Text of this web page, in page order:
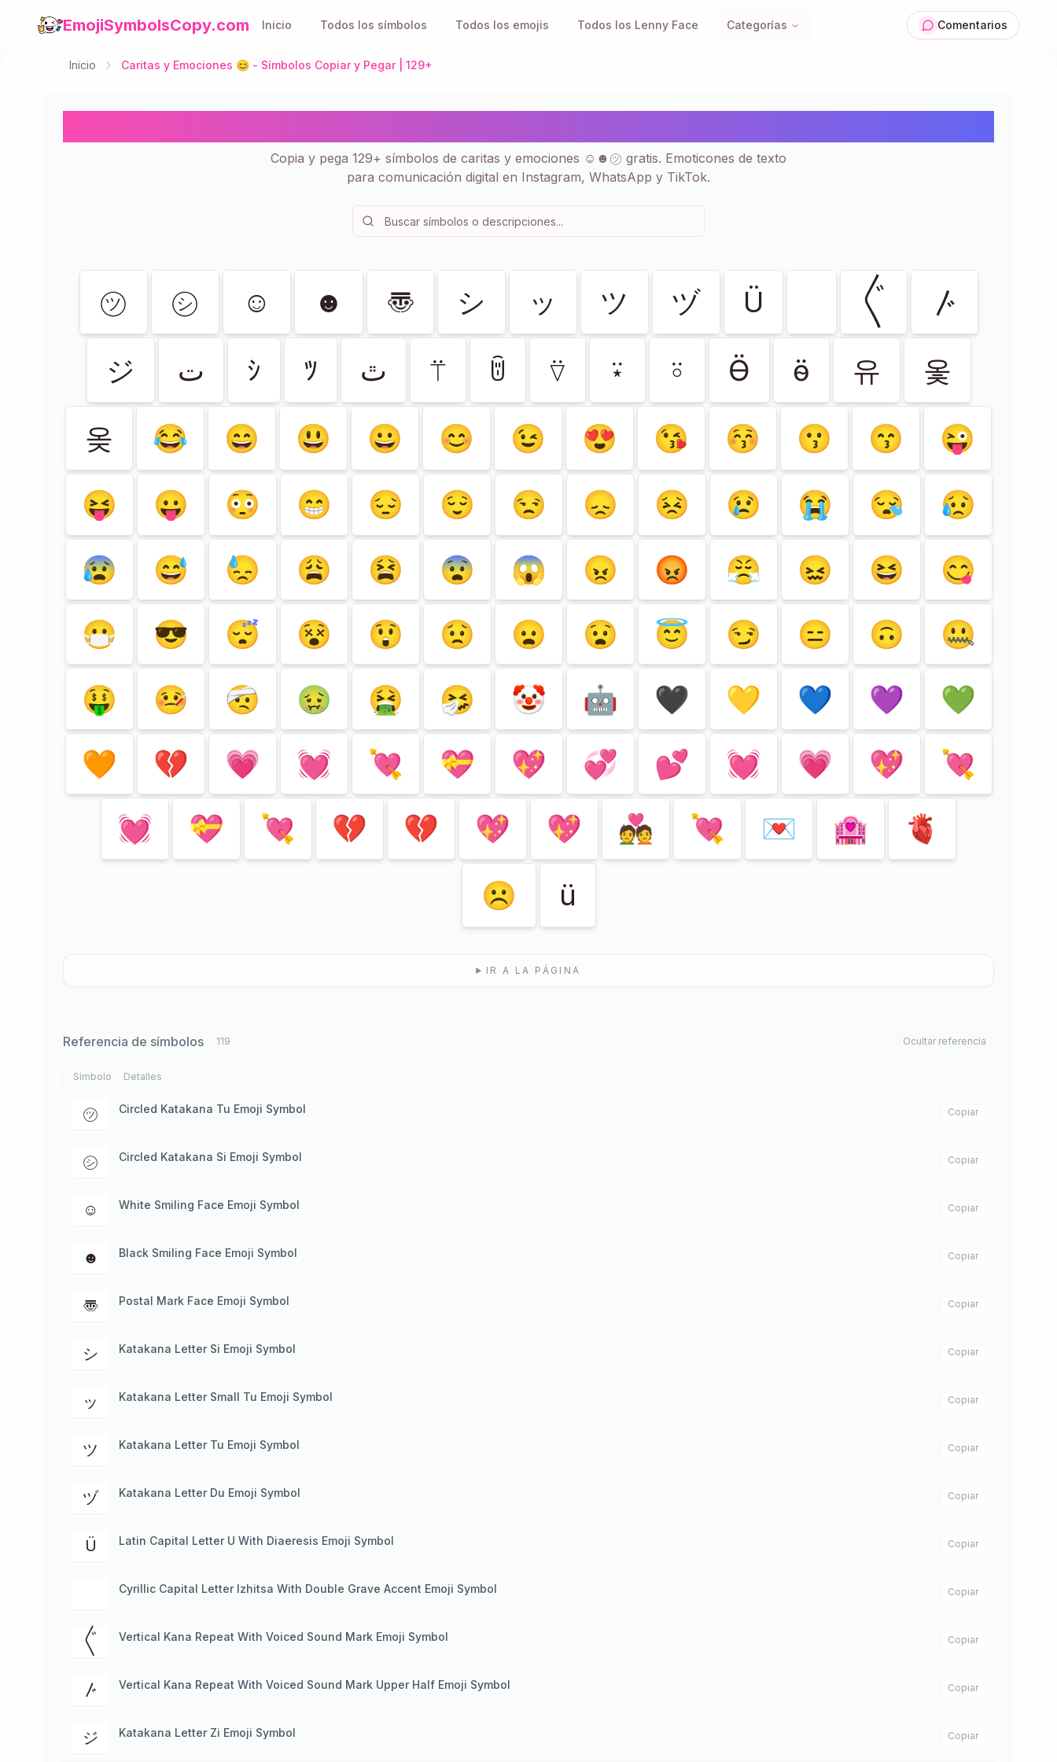
EmojiSymbolsCopy.com Inicio Todos los símbolos Todos los emojis Todos los Lenny Face Categorías Comentarios
Inicio Caritas y Emociones 😊 - Símbolos Copiar y Pegar | 129+
Copia y pega 129+ símbolos de caritas y emociones ☺☻㋡ gratis. Emoticones de texto
para comunicación digital en Instagram, WhatsApp y TikTok.
㋡ ㋛ ☺ ☻ 〠 シ ッ ツ ヅ Ü 〲
〴
ジ
ت ｼ ﾂ ﭢ ⍡ ꌇ ⍢ ⍣ ⍤ Ӫ ӫ 유
옻
옺
😂 😄 😃 😀 😊 😉 😍 😘 😚 😗 😙
😜
😝
😛 😳 😁 😔 😌 😒 😞 😣 😢 😭 😪
😥
😰
😅 😓 😩 😫 😨 😱 😠 😡 😤 😖 😆
😋
😷
😎 😴 😵 😲 😟 😦 😧 😇 😏 😑 🙃
🤐
🤑
🤒 🤕 🤢 🤮 🤧 🤡 🤖 🖤 💛 💙 💜
💚
🧡
💔 💗 💓 💘 💝 💖 💞 💕 💓 💗 💖
💘
💓
💝 💘 💔 💔 💖 💖 💑 💘 💌 🏩
🫀
☹
ü
IR A LA PÁGINA
Referencia de símbolos 119 Ocultar referencia
Símbolo Detalles
㋡ Circled Katakana Tu Emoji Symbol Copiar
㋛ Circled Katakana Si Emoji Symbol Copiar
☺ White Smiling Face Emoji Symbol Copiar
☻ Black Smiling Face Emoji Symbol Copiar
〠 Postal Mark Face Emoji Symbol Copiar
シ Katakana Letter Si Emoji Symbol Copiar
ッ Katakana Letter Small Tu Emoji Symbol Copiar
ツ Katakana Letter Tu Emoji Symbol Copiar
ヅ Katakana Letter Du Emoji Symbol Copiar
Ü Latin Capital Letter U With Diaeresis Emoji Symbol Copiar
Cyrillic Capital Letter Izhitsa With Double Grave Accent Emoji Symbol Copiar
〲 Vertical Kana Repeat With Voiced Sound Mark Emoji Symbol Copiar
〴 Vertical Kana Repeat With Voiced Sound Mark Upper Half Emoji Symbol Copiar
ジ Katakana Letter Zi Emoji Symbol Copiar